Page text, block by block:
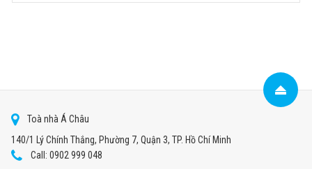
Toà nhà Á Châu
140/1 Lý Chính Thắng, Phường 7, Quận 3, TP. Hồ Chí Minh
Call: 0902 999 048